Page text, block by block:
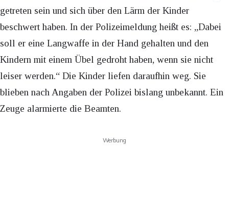
getreten sein und sich über den Lärm der Kinder
beschwert haben. In der Polizeimeldung heißt es: „Dabei
soll er eine Langwaffe in der Hand gehalten und den
Kindern mit einem Übel gedroht haben, wenn sie nicht
leiser werden.“ Die Kinder liefen daraufhin weg. Sie
blieben nach Angaben der Polizei bislang unbekannt. Ein
Zeuge alarmierte die Beamten.
Werbung